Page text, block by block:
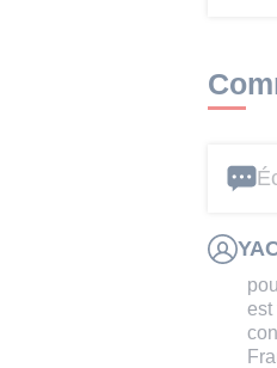
est